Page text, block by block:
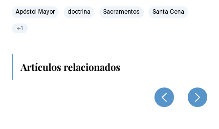
Apóstol Mayor doctrina Sacramentos Santa Cena
+1
Artículos relacionados